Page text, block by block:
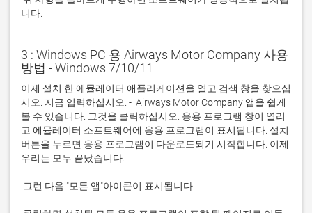
니다.
3 : Windows PC 용 Airways Motor Company 사용
방법 - Windows 7/10/11
이제 설치 한 에뮬레이터 애플리케이션을 열고 검색 창을 찾으십
시오. 지금 입력하십시오. -  Airways Motor Company 앱을 쉽게
볼 수 있습니다. 그것을 클릭하십시오. 응용 프로그램 창이 열리
고 에뮬레이터 소프트웨어에 응용 프로그램이 표시됩니다. 설치
버튼을 누르면 응용 프로그램이 다운로드되기 시작합니다. 이제